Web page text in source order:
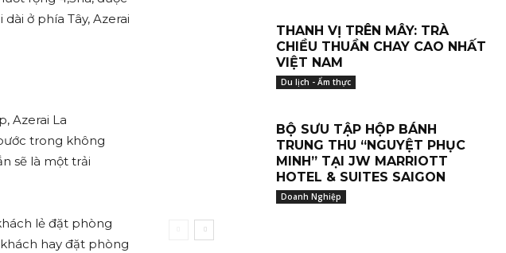
ở phía Tây, Azerai
Azerai La
trong không
sẽ là một trải
lẻ đặt phòng
hay đặt phòng
THANH VỊ TRÊN MÂY: TRÀ
CHIỀU THUẦN CHAY CAO NHẤT
VIỆT NAM
Du lịch - Ẩm thực
BỘ SƯU TẬP HỘP BÁNH
TRUNG THU “NGUYỆT PHỤC
MINH” TẠI JW MARRIOTT
HOTEL & SUITES SAIGON
Doanh Nghiệp